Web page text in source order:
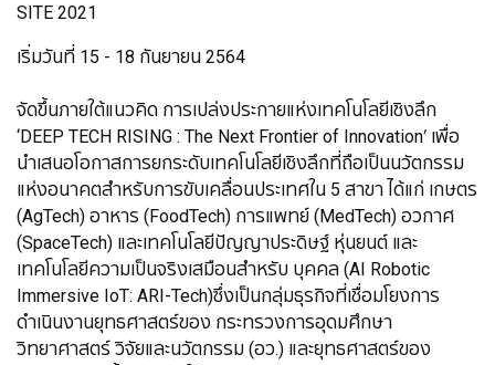
SITE 2021
เริ่มวันที่ 15 - 18 กันยายน 2564
จัดขึ้นภายใต้แนวคิด การเปล่งประกายแห่งเทคโนโลยีเชิงลึก
‘DEEP TECH RISING : The Next Frontier of Innovation’ เพื่อ
นำเสนอโอกาสการยกระดับเทคโนโลยีเชิงลึกที่ถือเป็นนวัตกรรม
แห่งอนาคตสำหรับการขับเคลื่อนประเทศใน 5 สาขา ได้แก่ เกษตร
(AgTech) อาหาร (FoodTech) การแพทย์ (MedTech) อวกาศ
(SpaceTech) และเทคโนโลยีปัญญาประดิษฐ์ หุ่นยนต์ และ
เทคโนโลยีความเป็นจริงเสมือนสําหรับ บุคคล (AI Robotic
Immersive IoT: ARI-Tech)ซึ่งเป็นกลุ่มธุรกิจที่เชื่อมโยงการ
ดำเนินงานยุทธศาสตร์ของ กระทรวงการอุดมศึกษา
วิทยาศาสตร์ วิจัยและนวัตกรรม (อว.) และยุทธศาสตร์ของ